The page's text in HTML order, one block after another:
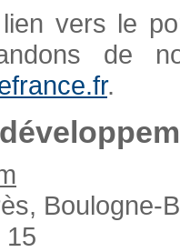
vers le
de
.
Boulogne-
15